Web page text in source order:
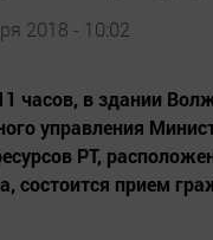
2018 - 10:02
часов, в здании
управления
РТ,
состоится прием